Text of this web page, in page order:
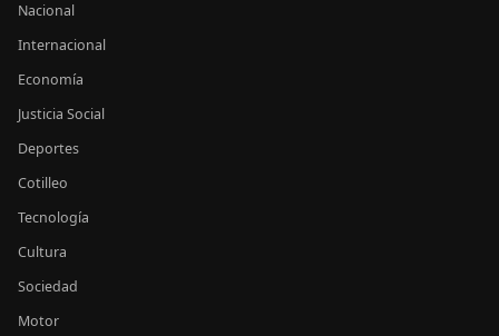
Nacional
Internacional
Economía
Justicia Social
Deportes
Cotilleo
Tecnología
Cultura
Sociedad
Motor